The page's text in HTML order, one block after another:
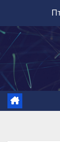
вмісту